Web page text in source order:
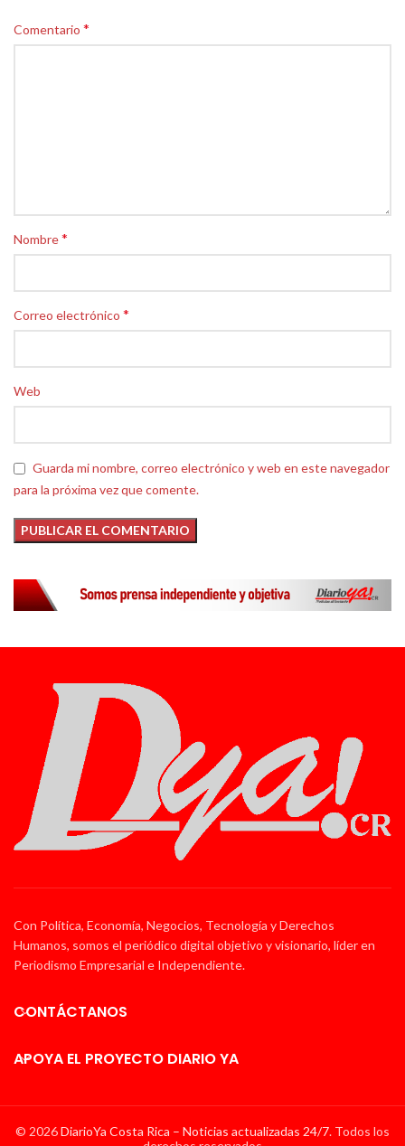
Comentario *
Nombre*
Correo electrónico *
Web
Guarda mi nombre, correo electrónico y web en este navegador
para la próxima vez que comente.
Con Política, Economía, Negocios, Tecnología y Derechos
Humanos, somos el periódico digital objetivo y visionario, líder en
Periodismo Empresarial e Independiente.
CONTÁCTANOS
APOYA EL PROYECTO DIARIO YA
© 2026DiarioYa Costa Rica – Noticias actualizadas 24/7. Todos los